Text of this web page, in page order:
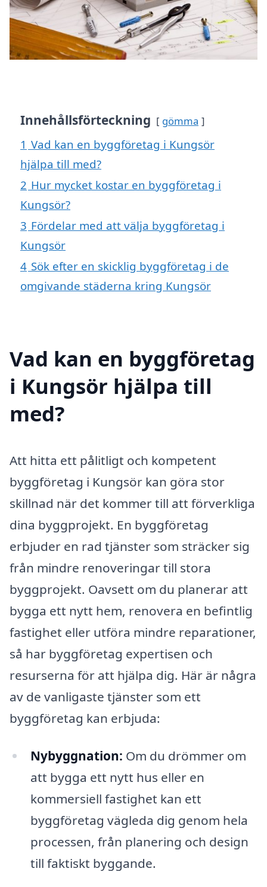
Innehållsförteckning gömma
1 Vad kan en byggföretag i Kungsör
hjälpa till med?
2 Hur mycket kostar en byggföretag i
Kungsör?
3 Fördelar med att välja byggföretag i
Kungsör
4 Sök efter en skicklig byggföretag i de
omgivande städerna kring Kungsör
Vad kan en byggföretag
i Kungsör hjälpa till
med?
Att hitta ett pålitligt och kompetent
byggföretag i Kungsör kan göra stor
skillnad när det kommer till att förverkliga
dina byggprojekt. En byggföretag
erbjuder en rad tjänster som sträcker sig
från mindre renoveringar till stora
byggprojekt. Oavsett om du planerar att
bygga ett nytt hem, renovera en befintlig
fastighet eller utföra mindre reparationer,
så har byggföretag expertisen och
resurserna för att hjälpa dig. Här är några
av de vanligaste tjänster som ett
byggföretag kan erbjuda:
Nybyggnation: Om du drömmer om
att bygga ett nytt hus eller en
kommersiell fastighet kan ett
byggföretag vägleda dig genom hela
processen, från planering och design
till faktiskt byggande.